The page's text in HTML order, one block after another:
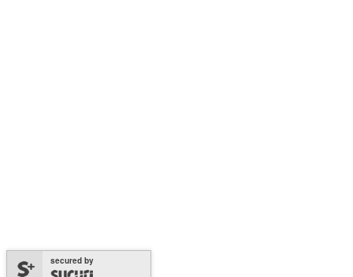
secured by